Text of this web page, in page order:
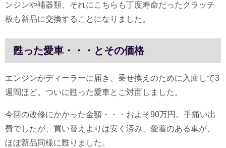
ンジンや補器類、それにこちらも丁度寿命だったクラッチ
板も新品に交換することになりました。
甦った愛車・・・とその価格
エンジンがディーラーに届き、乗せ換えのために入庫して3
週間ほど。ついに甦った愛車とご対面しました。
今回の改修にかかった金額・・・およそ90万円。手痛い出
費でしたが、買い替えよりは安く済み、愛着のある車が、
ほぼ新品同様に甦りました。